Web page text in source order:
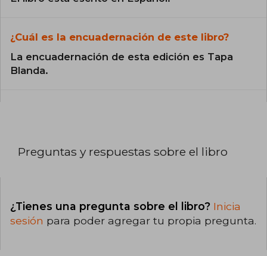
¿Cuál es la encuadernación de este libro?
La encuadernación de esta edición es Tapa
Blanda.
Preguntas y respuestas sobre el libro
¿Tienes una pregunta sobre el libro? Inicia
sesión para poder agregar tu propia pregunta.